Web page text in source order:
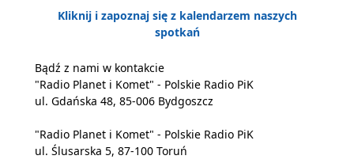
Kliknij i zapoznaj się z kalendarzem naszych
spotkań
Bądź z nami w kontakcie
"Radio Planet i Komet" - Polskie Radio PiK
ul. Gdańska 48, 85-006 Bydgoszcz
"Radio Planet i Komet" - Polskie Radio PiK
ul. Ślusarska 5, 87-100 Toruń